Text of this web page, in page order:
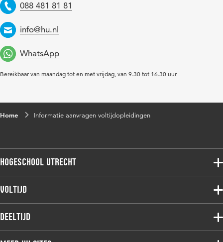
Telefoon
088 481 81 81
Email
info@hu.nl
WhatsApp
Bereikbaar van maandag tot en met vrijdag, van 9.30 tot 16.30 uur
Home Informatie aanvragen voltijdopleidingen
Hogeschool Utrecht
Voltijdopleidingen
Deeltijdopleidingen
Onderzoek
Voltijd
Associate degree
Bachelor
Deeltijd
Associate degree